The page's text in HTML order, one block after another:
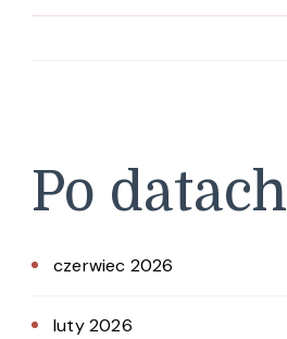
Po datach
czerwiec 2026
luty 2026